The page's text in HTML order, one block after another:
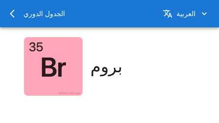
الجدول الدوري العربية
بروم